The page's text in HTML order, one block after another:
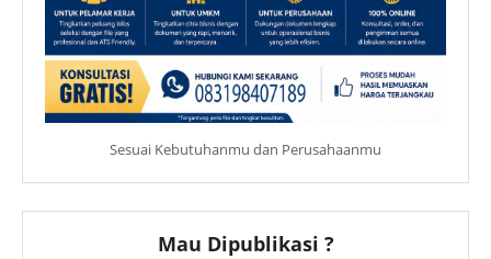
Sesuai Kebutuhanmu dan Perusahaanmu
Mau Dipublikasi ?